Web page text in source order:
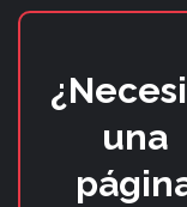
una